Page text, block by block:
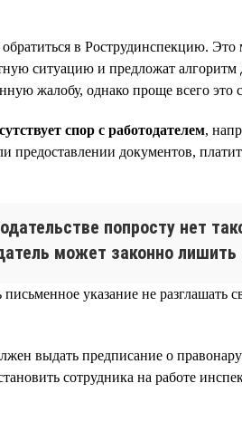
в Рострудинспекцию.
ситуацию и предложат алгоритм
жалобу, однако проще всего это
спор с работодателем,
документов,
попросту нет
может законно лишить
указание не
выдать предписание о
сотрудника на работе